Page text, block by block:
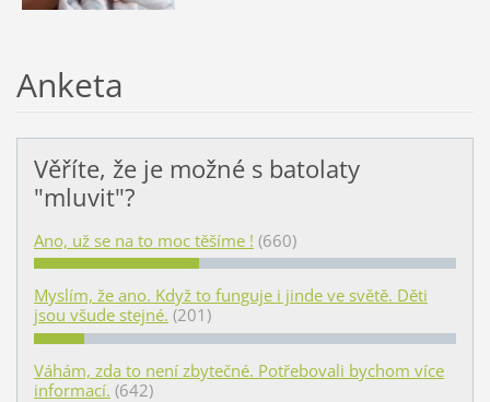
Anketa
Věříte, že je možné s batolaty
"mluvit"?
Ano, už se na to moc těšíme ! (660)
Myslím, že ano. Když to funguje i jinde ve světě. Děti
jsou všude stejné. (201)
Váhám, zda to není zbytečné. Potřebovali bychom více
informací. (642)